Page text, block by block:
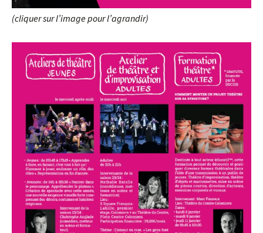
(cliquer sur l’image pour l’agrandir)